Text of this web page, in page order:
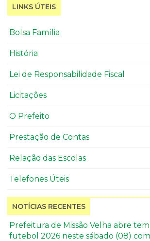
LINKS ÚTEIS
Bolsa Família
História
Lei de Responsabilidade Fiscal
Licitações
O Prefeito
Prestação de Contas
Relação das Escolas
Telefones Úteis
NOTÍCIAS RECENTES
Prefeitura de Missão Velha abre
futebol 2026 neste sábado (08) com